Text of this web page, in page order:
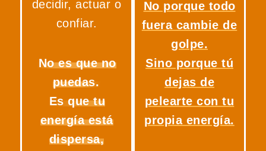
decidir, actuar o
confiar.
No es que no
puedas.
Es que tu
energía está
dispersa,
No porque todo
fuera cambie de
golpe.
Sino porque tú
dejas de
pelearte con tu
propia energía.